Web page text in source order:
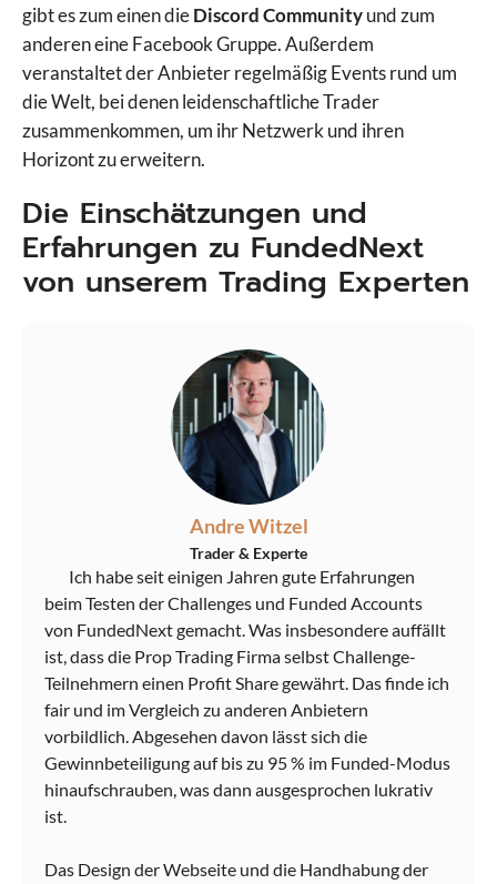
gibt es zum einen dieDiscord Communityund zum
anderen eine Facebook Gruppe. Außerdem
veranstaltet der Anbieter regelmäßig Events rund um
die Welt, bei denen leidenschaftliche Trader
zusammenkommen, um ihr Netzwerk und ihren
Horizont zu erweitern.
Die Einschätzungen und
Erfahrungen zu FundedNext
von unserem Trading Experten
Andre Witzel
Trader & Experte
Ich habe seit einigen Jahren gute Erfahrungen
beim Testen der Challenges und Funded Accounts
von FundedNext gemacht. Was insbesondere auffällt
ist, dass die Prop Trading Firma selbst Challenge-
Teilnehmern einen Profit Share gewährt. Das finde ich
fair und im Vergleich zu anderen Anbietern
vorbildlich. Abgesehen davon lässt sich die
Gewinnbeteiligung auf bis zu 95 % im Funded-Modus
hinaufschrauben, was dann ausgesprochen lukrativ
ist.
Das Design der Webseite und die Handhabung der